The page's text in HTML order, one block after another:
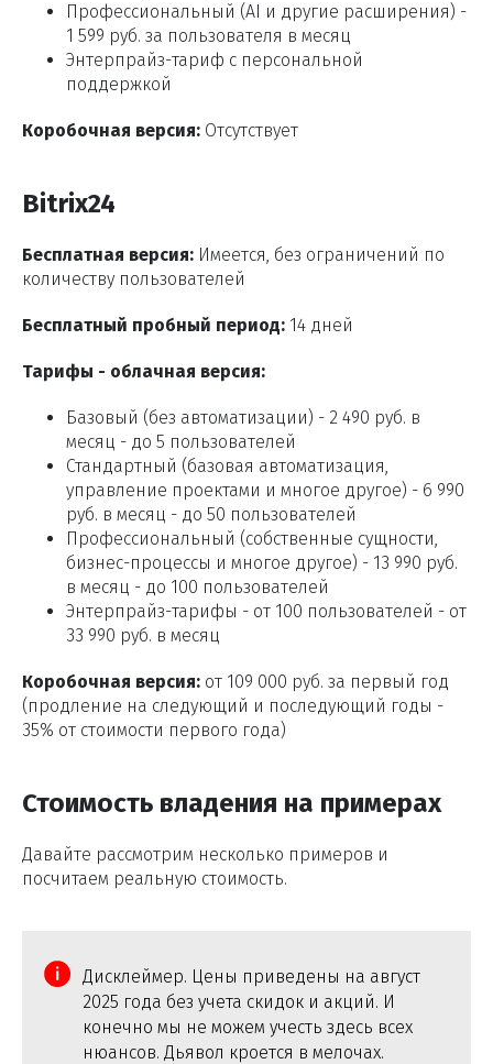
Профессиональный (AI и другие расширения) -
1 599 руб. за пользователя в месяц
Энтерпрайз-тариф с персональной
поддержкой
Коробочная версия: Отсутствует
Bitrix24
Бесплатная версия: Имеется, без ограничений по
количеству пользователей
Бесплатный пробный период: 14 дней
Тарифы - облачная версия:
Базовый (без автоматизации) - 2 490 руб. в
месяц - до 5 пользователей
Стандартный (базовая автоматизация,
управление проектами и многое другое) - 6 990
руб. в месяц - до 50 пользователей
Профессиональный (собственные сущности,
бизнес-процессы и многое другое) - 13 990 руб.
в месяц - до 100 пользователей
Энтерпрайз-тарифы - от 100 пользователей - от
33 990 руб. в месяц
Коробочная версия: от 109 000 руб. за первый год
(продление на следующий и последующий годы -
35% от стоимости первого года)
Стоимость владения на примерах
Давайте рассмотрим несколько примеров и
посчитаем реальную стоимость.
Дисклеймер. Цены приведены на август
2025 года без учета скидок и акций. И
конечно мы не можем учесть здесь всех
нюансов. Дьявол кроется в мелочах.